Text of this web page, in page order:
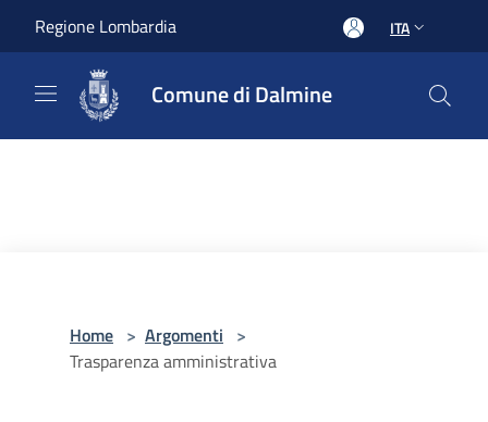
Regione Lombardia ITA
Comune di Dalmine
Home > Argomenti >
Trasparenza amministrativa